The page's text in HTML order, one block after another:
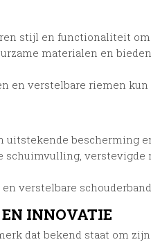
stijl en functionaliteit
materialen en
en verstelbare riemen
uitstekende bescherming
schuimvulling,
verstelbare
INNOVATIE
dat bekend staat om